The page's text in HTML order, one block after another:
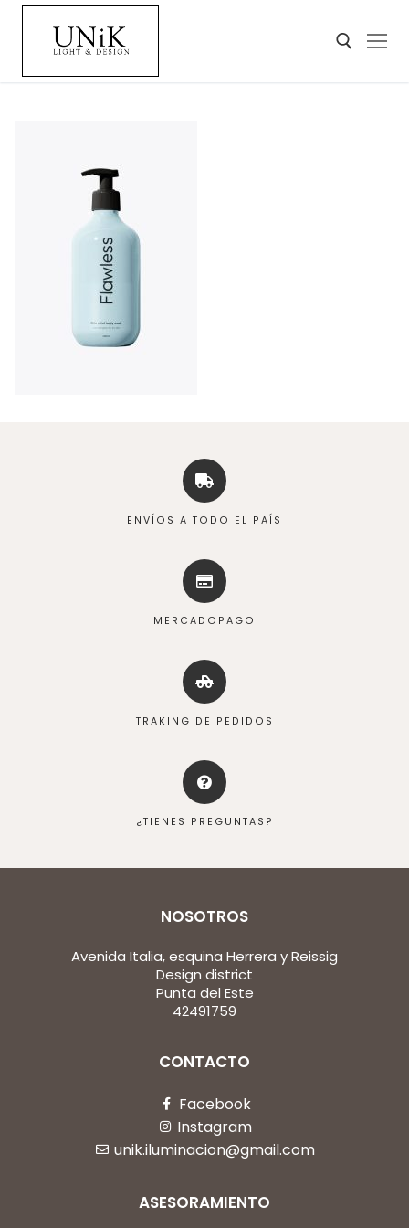
ENVÍOS A TODO EL PAÍS
MERCADOPAGO
TRAKING DE PEDIDOS
¿TIENES PREGUNTAS?
NOSOTROS
Avenida Italia, esquina Herrera y Reissig
Design district
Punta del Este
42491759
CONTACTO
Facebook
Instagram
unik.iluminacion@gmail.com
ASESORAMIENTO